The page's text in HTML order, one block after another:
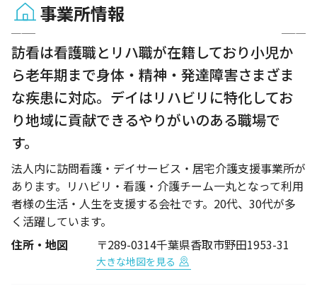
事業所情報
訪看は看護職とリハ職が在籍しており小児か
ら老年期まで身体・精神・発達障害さまざま
な疾患に対応。デイはリハビリに特化してお
り地域に貢献できるやりがいのある職場で
す。
法人内に訪問看護・デイサービス・居宅介護支援事業所が
あります。リハビリ・看護・介護チーム一丸となって利用
者様の生活・人生を支援する会社です。20代、30代が多
く活躍しています。
住所・地図
〒289-0314千葉県香取市野田1953-31
大きな地図を見る